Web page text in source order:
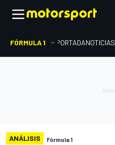
FÓRMULA 1 PORTADANOTICIAS
ANÁLISIS Fórmula 1